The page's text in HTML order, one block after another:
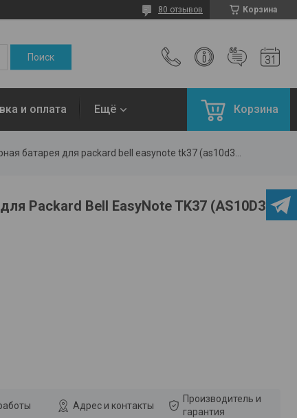
Корзина
80 отзывов
и оплата Ещё Корзина
Packard Bell EasyNote TK37 (AS10D31)
Адрес и контакты
Производитель и
гарантия